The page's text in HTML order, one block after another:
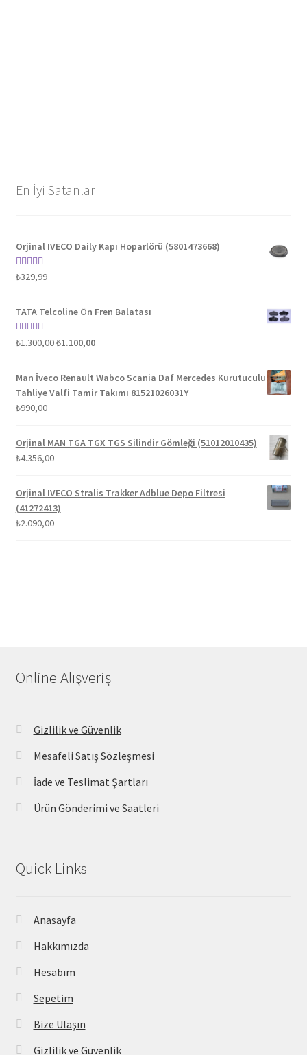
En İyi Satanlar
Orjinal IVECO Daily Kapı Hoparlörü (5801473668)
5 üzerinden
₺329,99
TATA Telcoline Ön Fren Balatası
5 üzerinden
₺1.300,00Orijinal
₺1.300,00.
₺1.100,00Şu
fiyat:
₺1.100,00.
Man İveco Renault Wabco Scania Daf Mercedes Kurutuculu
Tahliye Valfi Tamir Takımı 81521026031Y
₺990,00
Orjinal MAN TGA TGX TGS Silindir Gömleği (51012010435)
₺4.356,00
Orjinal IVECO Stralis Trakker Adblue Depo Filtresi
(41272413)
₺2.090,00
Online Alışveriş
Gizlilik ve Güvenlik
Mesafeli Satış Sözleşmesi
İade ve Teslimat Şartları
Ürün Gönderimi ve Saatleri
Quick Links
Anasayfa
Hakkımızda
Hesabım
Sepetim
Bize Ulaşın
Gizlilik ve Güvenlik